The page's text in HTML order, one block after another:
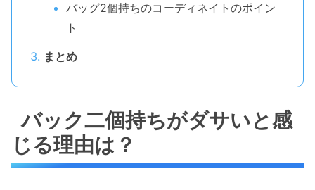
バッグ2個持ちのコーディネイトのポイン
ト
まとめ
バック二個持ちがダサいと感
じる理由は？